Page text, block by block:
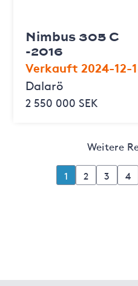
Nimbus 305 C
-2016
Verkauft 2024-12-
Dalarö
2 550 000 SEK
Weitere
1 2 3 4